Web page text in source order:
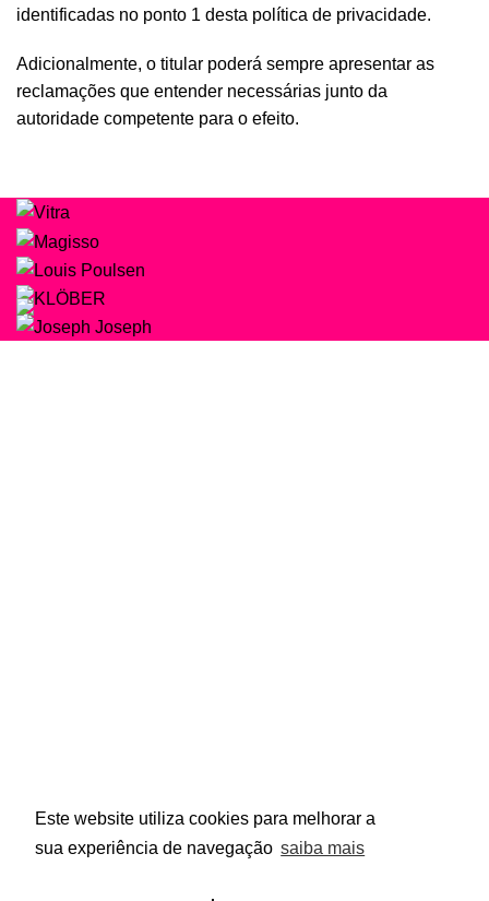
Este website utiliza cookies para melhorar a
sua experiência de navegação saiba mais
identificadas no ponto 1 desta política de privacidade.
Adicionalmente, o titular poderá sempre apresentar as
reclamações que entender necessárias junto da
autoridade competente para o efeito.